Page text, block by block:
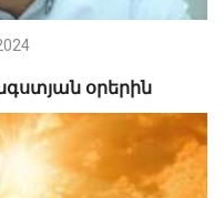
օրերին